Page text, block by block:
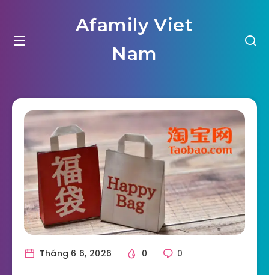
Afamily Viet
Nam
Tháng 6 6, 2026 0 0